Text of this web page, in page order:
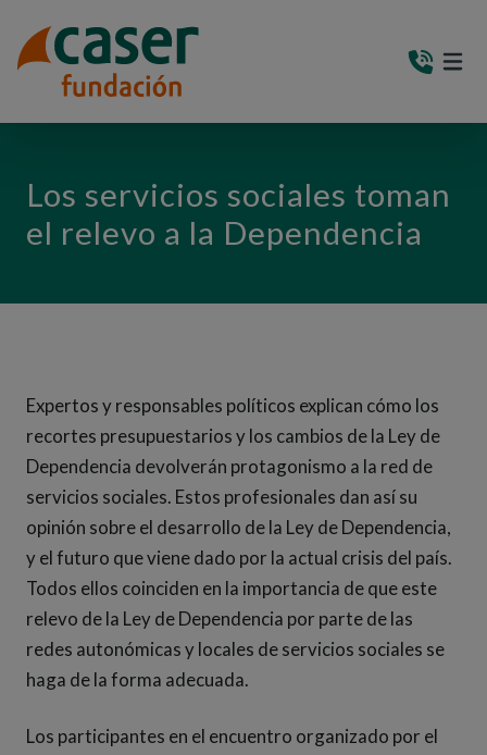
Los servicios sociales toman
el relevo a la Dependencia
Expertos y responsables políticos explican cómo los
recortes presupuestarios y los cambios de la Ley de
Dependencia devolverán protagonismo a la red de
servicios sociales. Estos profesionales dan así su
opinión sobre el desarrollo de la Ley de Dependencia,
y el futuro que viene dado por la actual crisis del país.
Todos ellos coinciden en la importancia de que este
relevo de la Ley de Dependencia por parte de las
redes autonómicas y locales de servicios sociales se
haga de la forma adecuada.
Los participantes en el encuentro organizado por el